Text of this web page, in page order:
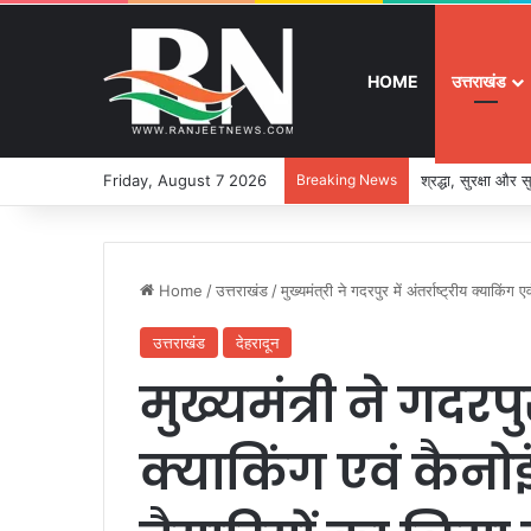
HOME उत्तराखंड
Friday, August 7 2026 Breaking News श्रद्धा, सुरक्षा और
Home /उत्तराखंड /मुख्यमंत्री ने गदरपुर में अंतर्राष्ट्रीय क्याकिंग
उत्तराखंड देहरादून
मुख्यमंत्री ने गदरपुर
क्याकिंग एवं